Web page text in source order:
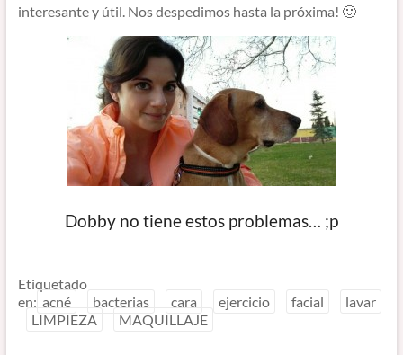
interesante y útil. Nos despedimos hasta la próxima! 🙂
Dobby no tiene estos problemas… ;p
Etiquetado
en: acné bacterias cara ejercicio facial
lavar
LIMPIEZA
MAQUILLAJE